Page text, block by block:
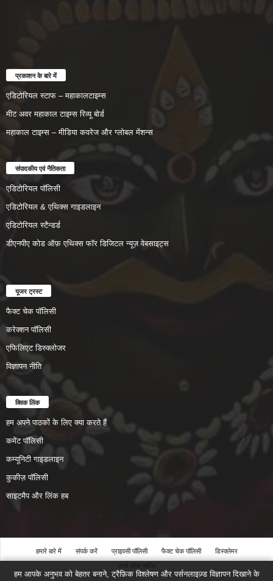
प्रकाशन के बारे में
एडिटोरियल स्टाफ – महाकालटाइम्स
मीट अवर महाकाल टाइम्स रिव्यू बोर्ड
महाकाल टाइम्स – मीडिया कवरेज और ग्लोबल मेंशन्स
संपादकीय एवं नैतिकता
एडिटोरियल पॉलिसी
एडिटोरियल & एथिक्स गाइडलाइन
एडिटोरियल स्टैन्डर्ड
डीएनपीए कोड ऑफ़ एथिक्स फॉर डिजिटल न्यूज़ वेबसाइट्स
यूजर ट्रस्ट
फैक्ट चेक पॉलिसी
करेक्शन पॉलिसी
एफिलिएट डिस्क्लोजर
विज्ञापन नीति
क्विक लिंक
हम अपने पाठकों के लिए क्या करते हैं
कमेंट पॉलिसी
कम्यूनिटी गाइडलाइन
कुकीज़ पॉलिसी
साइटमैप और लिंक हब
हमारे बारे में संपर्क करें प्राइवसी पॉलिसी फैक्ट चेक पॉलिसी
डिस्क्लेमर
हम आपके अनुभव को बेहतर बनाने, ट्रैफ़िक विश्लेषण और पर्सनलाइज़्ड विज्ञापन दिखाने के